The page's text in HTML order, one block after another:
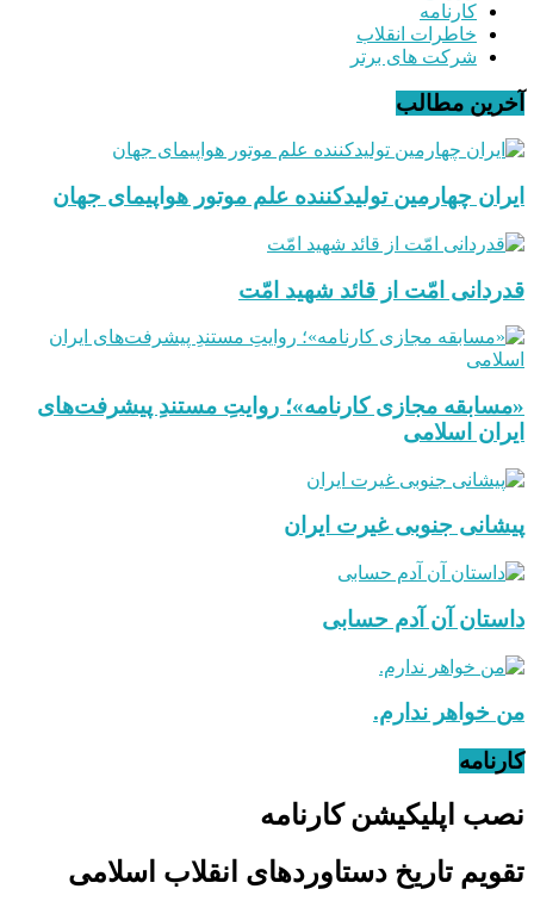
کارنامه
خاطرات انقلاب
شرکت های برتر
آخرین مطالب
ایران چهارمین تولیدکننده علم موتور هواپیمای جهان
قدردانی امّت از قائد شهید امّت
«مسابقه مجازی کارنامه»؛ روایتِ مستندِ پیشرفت‌های
ایران اسلامی
پیشانی جنوبی غیرت ایران
داستان آن آدم حسابی
من خواهر ندارم.
کارنامه
نصب اپلیکیشن کارنامه
تقویم تاریخ دستاوردهای انقلاب اسلامی